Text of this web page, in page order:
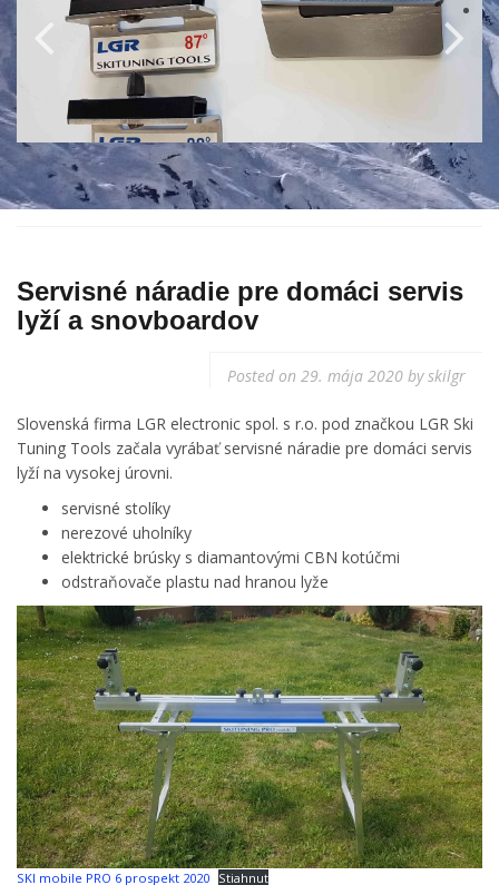
Servisné náradie pre domáci servis
Slovenská firma LGR electronic spol. s r.o. pod značkou LGR Ski
Tuning Tools začala vyrábať servisné náradie pre domáci servis
lyží na vysokej úrovni.
servisné stolíky
nerezové uholníky
elektrické brúsky s diamantovými CBN kotúčmi
odstraňovače plastu nad hranou lyže